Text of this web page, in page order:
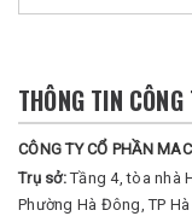
THÔNG TIN CÔNG
CÔNG TY CỔ PHẦN
Trụ sở:Tầng 4, tòa nhà
Phường Hà Đông, TP